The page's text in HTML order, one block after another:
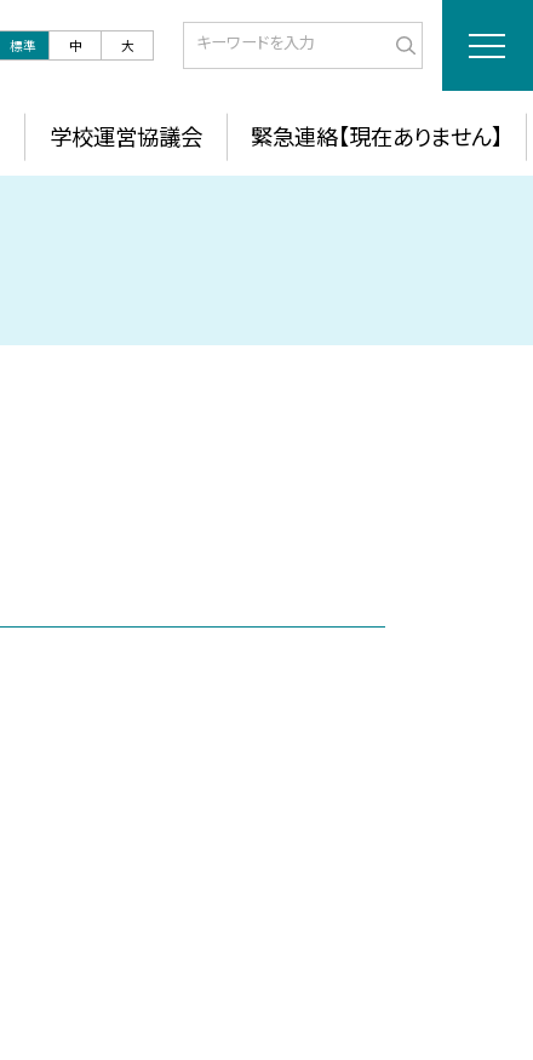
標準 中 大
学校運営協議会 緊急連絡【現在ありません】